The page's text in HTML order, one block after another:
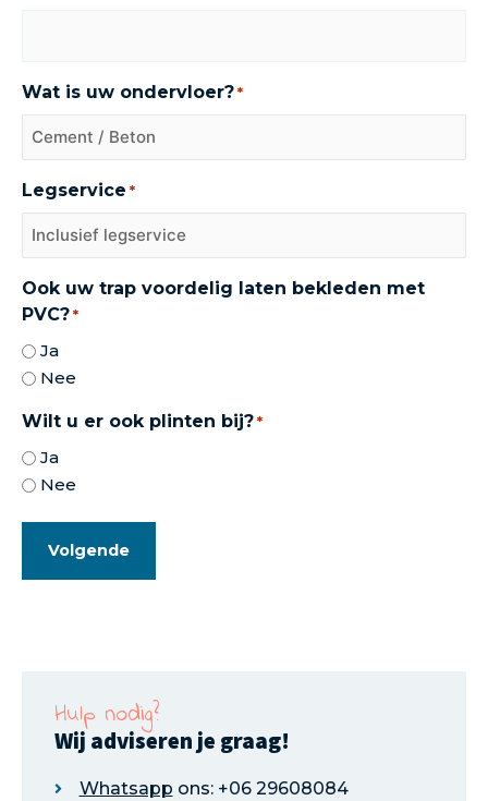
Wat is uw ondervloer? *
Legservice *
Ook uw trap voordelig laten bekleden met
PVC? *
Ja
Nee
Wilt u er ook plinten bij? *
Ja
Nee
Hulp nodig?
Wij adviseren je graag!
Whatsapp ons: +06 29608084